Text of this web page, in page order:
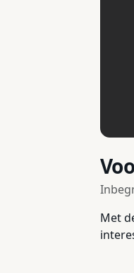
Met